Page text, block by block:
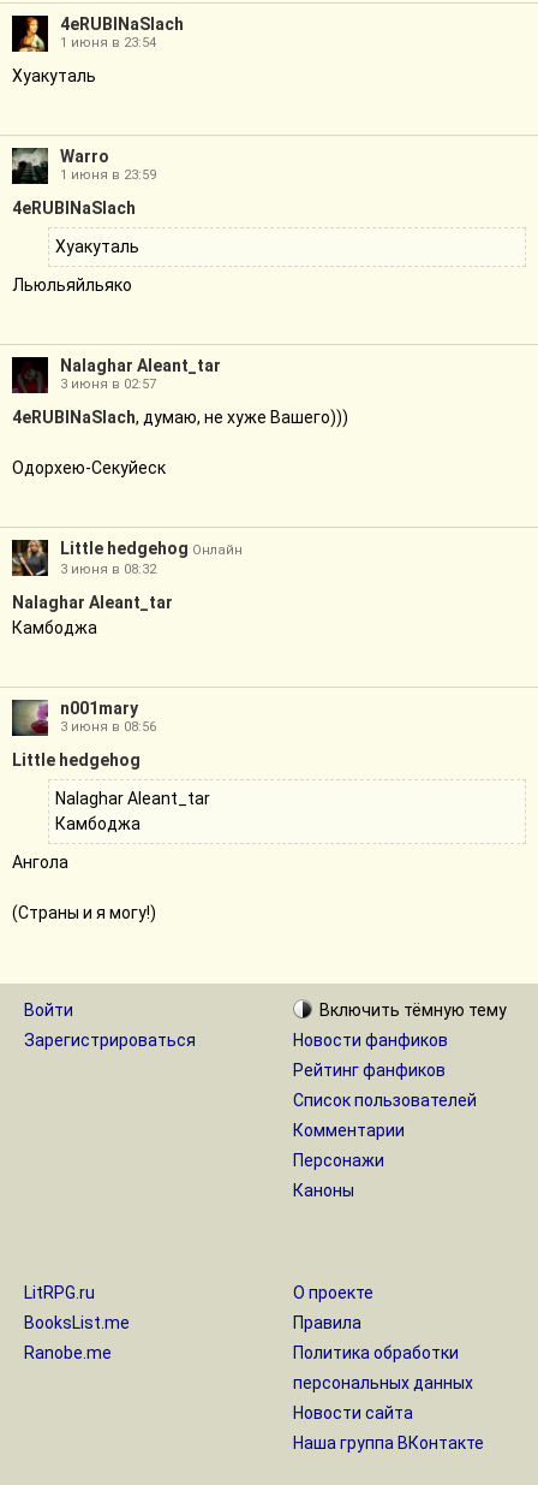
4eRUBINaSlach
1 июня в 23:54
Хуакуталь
Warro
1 июня в 23:59
4eRUBINaSlach
Хуакуталь
Льюльяйльяко
Nalaghar Aleant_tar
3 июня в 02:57
4eRUBINaSlach, думаю, не хуже Вашего)))
Одорхею-Секуйеск
Little hedgehog Онлайн
3 июня в 08:32
Nalaghar Aleant_tar
Камбоджа
n001mary
3 июня в 08:56
Little hedgehog
Nalaghar Aleant_tar
Камбоджа
Ангола
(Страны и я могу!)
Войти
Зарегистрироваться
Включить тёмную тему
Новости фанфиков
Рейтинг фанфиков
Список пользователей
Комментарии
Персонажи
Каноны
LitRPG.ru
BooksList.me
Ranobe.me
О проекте
Правила
Политика обработки
персональных данных
Новости сайта
Наша группа ВКонтакте